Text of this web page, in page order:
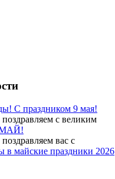
С праздником 9 мая!
с великим
вас с
в майские праздники 2026